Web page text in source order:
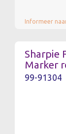
Informeer
Sharpie
Marker
99-91304